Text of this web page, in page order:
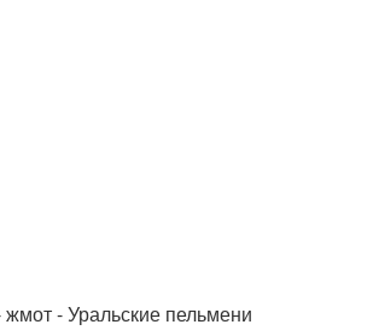
- Уральские пельмени